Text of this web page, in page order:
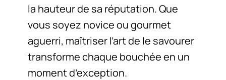
la hauteur de sa réputation. Que
vous soyez novice ou gourmet
aguerri, maîtriser l’art de le savourer
transforme chaque bouchée en un
moment d’exception.